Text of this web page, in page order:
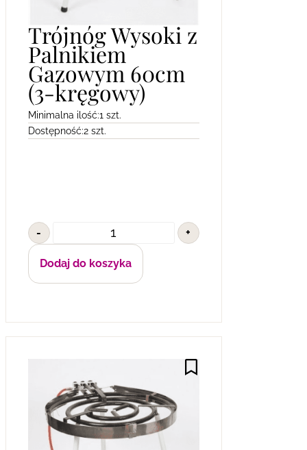
Trójnóg Wysoki z
Palnikiem
Gazowym 60cm
(3-kręgowy)
Minimalna ilość:1 szt.
Dostępność:2 szt.
- +
Dodaj do koszyka